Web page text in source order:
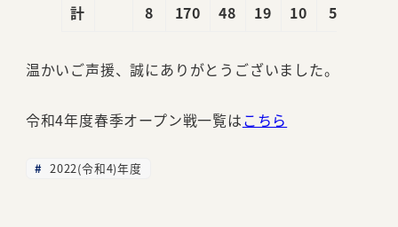
計 8 170 48 19 10 5
温かいご声援、誠にありがとうございました。
令和4年度春季オープン戦一覧はこちら
2022(令和4)年度